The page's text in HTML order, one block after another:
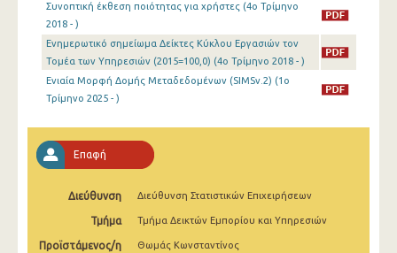
3o Τρίμηνο 2023
2o Τρίμηνο 2023
1o Τρίμηνο 2023
3o Τρίμηνο 2022
2o Τρίμηνο 2022
1o Τρίμηνο 2022
Συνοπτική έκθεση ποιότητας για χρήστες (4o Τρίμηνο
2018 - )
Ενημερωτικό σημείωμα Δείκτες Κύκλου Εργασιών τον
Τομέα των Υπηρεσιών (2015=100,0) (4o Τρίμηνο 2018 - )
Ενιαία Μορφή Δομής Μεταδεδομένων (SIMSv.2) (1o
Τρίμηνο 2025 - )
Επαφή
Διεύθυνση Διεύθυνση Στατιστικών Επιχειρήσεων
Τμήμα Τμήμα Δεικτών Εμπορίου και Υπηρεσιών
Προϊστάμενος/η Θωμάς Κωνσταντίνος